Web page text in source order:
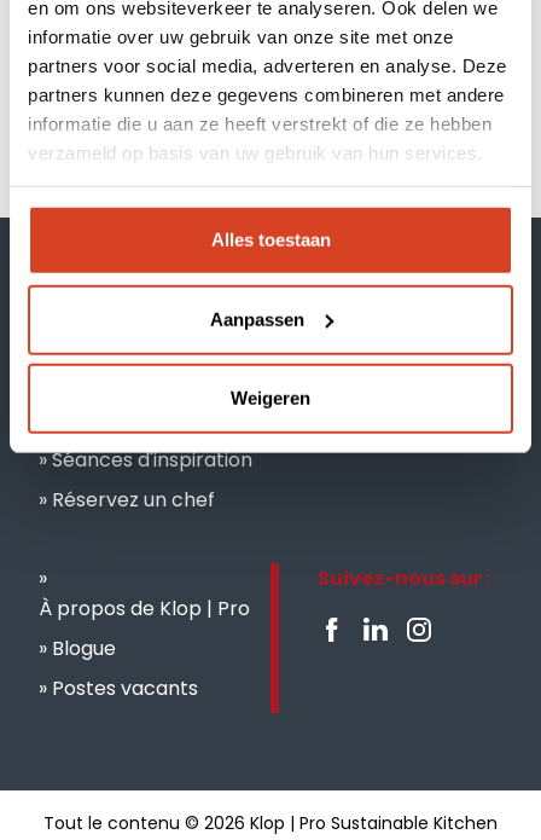
en om ons websiteverkeer te analyseren. Ook delen we
informatie over uw gebruik van onze site met onze
partners voor social media, adverteren en analyse. Deze
partners kunnen deze gegevens combineren met andere
informatie die u aan ze heeft verstrekt of die ze hebben
verzameld op basis van uw gebruik van hun services.
Alles toestaan
Aanpassen
Weigeren
Séances d'inspiration
À propos de Klop | Pro
Soutien
Boutique en ligne
tous les autres types de cookies. Ce site Web
utilise différents types de cookies. Certains
cookies sont déposés par des services tiers qui
apparaissent sur nos pages. Votre
consentement s'applique aux domaines suivants
: kloppro.nl
Séances d'inspiration
Réservez un chef
À propos de Klop | Pro
Blogue
Postes vacants
Suivez-nous sur :
Tout le contenu © 2026 Klop | Pro Sustainable Kitchen